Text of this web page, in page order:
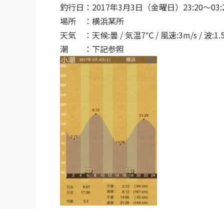
釣行日： 2017年3月3日（金曜日） 23:20～
場所 ：横浜某所
天気 ：天候:曇 /気温7℃ / 風速:3m/s /波
潮 ：下記参照